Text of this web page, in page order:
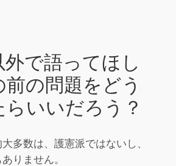
で語ってほし
の問題をどう
いいだろう？
多数は、護憲派ではないし、
りません。